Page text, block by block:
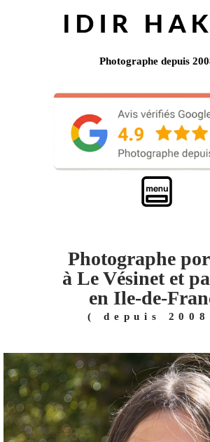
Photographe depuis
Photographe
à Le Vésinet et
en Ile-de-
( depuis